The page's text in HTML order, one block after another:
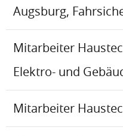
Augsburg,
Mitarbeiter
Elektro- und
Mitarbeiter